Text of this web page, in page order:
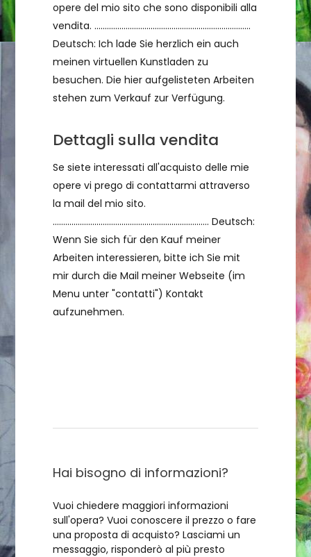
opere del mio sito che sono disponibili alla
vendita. ...........................................................................
Deutsch: Ich lade Sie herzlich ein auch
meinen virtuellen Kunstladen zu
besuchen. Die hier aufgelisteten Arbeiten
stehen zum Verkauf zur Verfügung.
Dettagli sulla vendita
Se siete interessati all'acquisto delle mie
opere vi prego di contattarmi attraverso
la mail del mio sito.
........................................................................... Deutsch:
Wenn Sie sich für den Kauf meiner
Arbeiten interessieren, bitte ich Sie mit
mir durch die Mail meiner Webseite (im
Menu unter "contatti") Kontakt
aufzunehmen.
Hai bisogno di informazioni?
Vuoi chiedere maggiori informazioni
sull'opera? Vuoi conoscere il prezzo o fare
una proposta di acquisto? Lasciami un
messaggio, risponderò al più presto